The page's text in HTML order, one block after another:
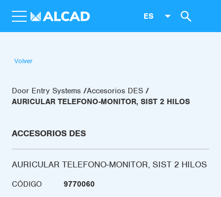
ES
Volver
Door Entry Systems Accesorios DES
AURICULAR TELEFONO-MONITOR, SIST 2 HILOS
ACCESORIOS DES
AURICULAR TELEFONO-MONITOR, SIST 2 HILOS
CÓDIGO
9770060